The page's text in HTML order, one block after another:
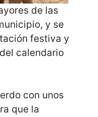
de las
y se
festiva y
calendario
con unos
que la